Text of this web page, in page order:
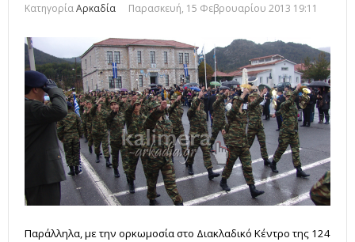
ΚατηγορίαΑρκαδία Παρασκευή, 15 Φεβρουαρίου 2013 19:11
Παράλληλα, με την ορκωμοσία στο Διακλαδικό Κέντρο της 124